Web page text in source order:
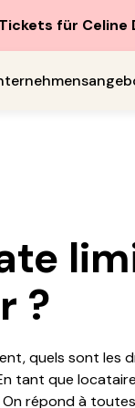
für Celine
?
quels sont les
tant que
répond à